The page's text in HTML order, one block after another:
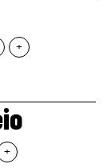
+
+